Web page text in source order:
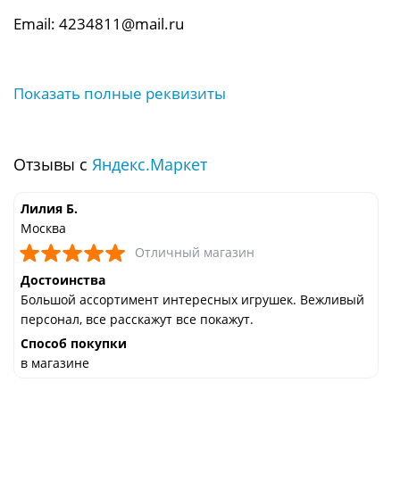
Email: 4234811@mail.ru
Показать полные реквизиты
Отзывы с Яндекс.Маркет
Лилия Б.
Москва
Отличный магазин
Достоинства
Большой ассортимент интересных игрушек. Вежливый
персонал, все расскажут все покажут.
Способ покупки
в магазине